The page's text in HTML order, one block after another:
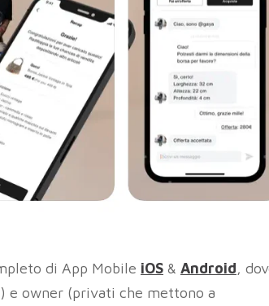
di App Mobile iOS & Android,
e owner (privati che mettono a